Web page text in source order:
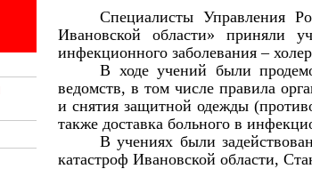
Специалисты Управления
Ивановской области» приняли
инфекционного заболевания –
В ходе учений были
ведомств, в том числе правила
и снятия защитной одежды
также доставка больного в
В учениях были
катастроф Ивановской области,